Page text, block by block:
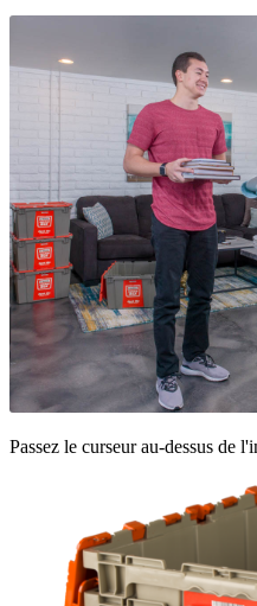
Passez le curseur au-dessus de